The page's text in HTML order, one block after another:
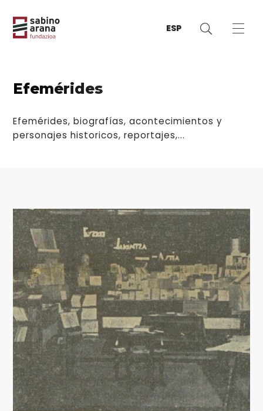
ESP
Efemérides
Efemérides, biografías, acontecimientos y
personajes historicos, reportajes,...